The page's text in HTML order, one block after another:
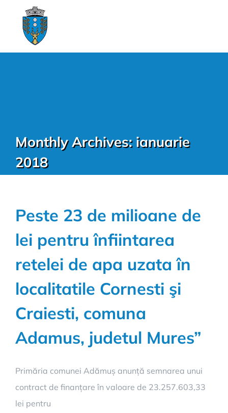
Monthly Archives: ianuarie
2018
Peste 23 de milioane de
lei pentru înfiintarea
retelei de apa uzata în
localitatile Cornesti şi
Craiesti, comuna
Adamus, judetul Mures”
Primăria comunei Adămuș anunță semnarea unui
contract de finanțare în valoare de 23.257.603,33
lei pentru